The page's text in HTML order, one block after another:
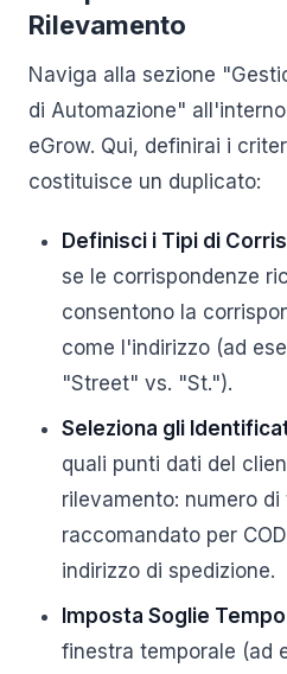
Rilevamento
Naviga alla sezione
di Automazione"
eGrow. Qui, definirai i
costituisce un duplicato:
Definisci i Tipi di
se le corrispondenze
consentono la
come l'indirizzo (ad
"Street" vs. "St.").
Seleziona gli
quali punti dati del
rilevamento: numero
raccomandato per
indirizzo di spedizione.
Imposta Soglie
finestra temporale (ad